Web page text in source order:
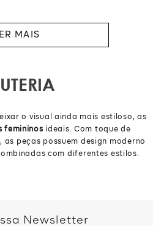
o visual ainda mais estiloso, as
femininos ideais. Com toque de
peças possuem design moderno
com diferentes estilos.
Newsletter